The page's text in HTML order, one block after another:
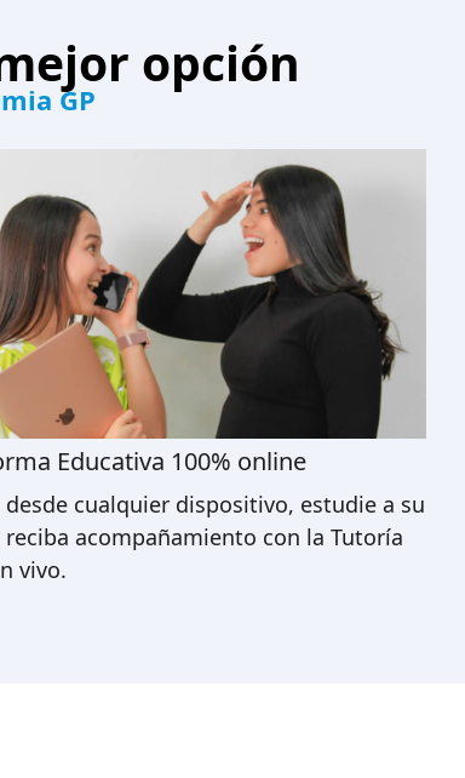
opción
GP
Educativa 100% online
desde cualquier dispositivo, estudie a su
acompañamiento con la Tutoría
vivo.